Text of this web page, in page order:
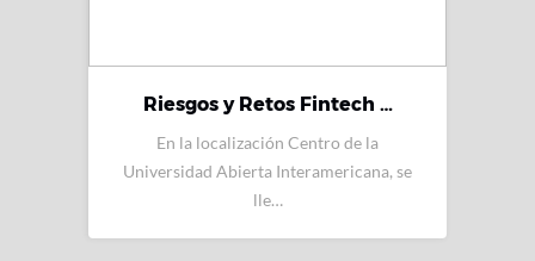
Riesgos y Retos Fintech …
En la localización Centro de la
Universidad Abierta Interamericana, se
lle…